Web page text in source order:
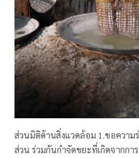
ส่วนมิติด้านสิ่งแวดล้อม 1.ขอความ
ส่วน ร่วมกันกำจัดขยะที่เกิดจากก